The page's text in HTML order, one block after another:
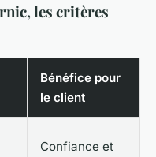
les critères
Bénéfice pour
le client
Confiance et